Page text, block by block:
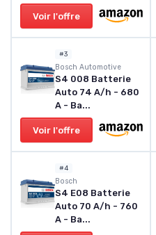
Voir l'offre
#3
‎Bosch Automotive
S4 008 Batterie
Auto 74 A/h - 680
A - Ba...
Voir l'offre
#4
‎Bosch
S4 E08 Batterie
Auto 70 A/h - 760
A - Ba...